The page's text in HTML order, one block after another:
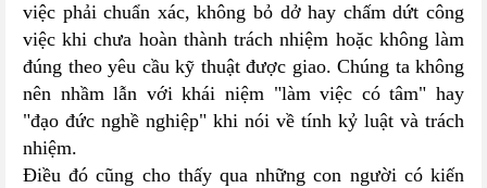
việc phải chuẩn xác, không bỏ dở hay chấm dứt công
việc khi chưa hoàn thành trách nhiệm hoặc không làm
đúng theo yêu cầu kỹ thuật được giao. Chúng ta không
nên nhầm lẫn với khái niệm "làm việc có tâm" hay
"đạo đức nghề nghiệp" khi nói về tính kỷ luật và trách
nhiệm.
Điều đó cũng cho thấy qua những con người có kiến